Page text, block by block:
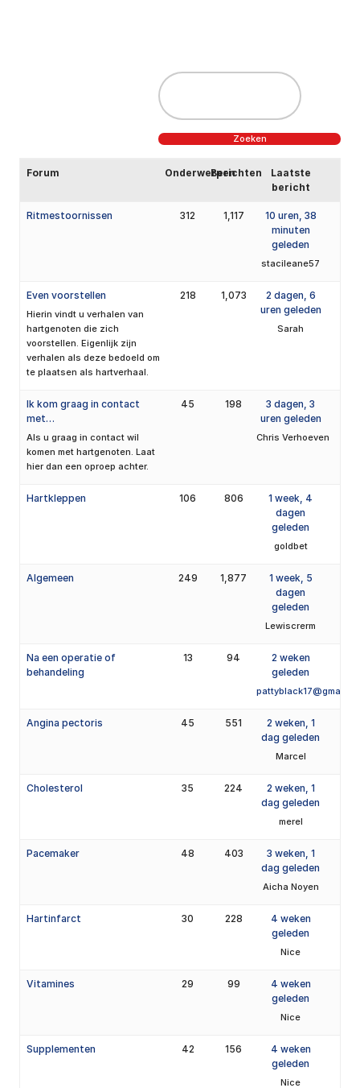
Forum OnderwerpenBerichten
Laatste
bericht
Ritmestoornissen 312 1,117
10 uren, 38
minuten
geleden
stacileane57
Even voorstellen
Hierin vindt u verhalen van
hartgenoten die zich
voorstellen. Eigenlijk zijn
verhalen als deze bedoeld om
te plaatsen als hartverhaal.
218 1,073
2 dagen, 6
uren geleden
Sarah
Ik kom graag in contact
met…
Als u graag in contact wil
komen met hartgenoten. Laat
hier dan een oproep achter.
45 198
3 dagen, 3
uren geleden
Chris Verhoeven
Hartkleppen 106 806
1 week, 4
dagen
geleden
goldbet
Algemeen 249 1,877
1 week, 5
dagen
geleden
Lewiscrerm
Na een operatie of
behandeling
13 94
2 weken
geleden
Angina pectoris 45 551
2 weken, 1
dag geleden
Marcel
Cholesterol 35 224
2 weken, 1
dag geleden
merel
Pacemaker 48 403
3 weken, 1
dag geleden
Aicha Noyen
Hartinfarct 30 228
4 weken
geleden
Nice
Vitamines 29 99
4 weken
geleden
Nice
Supplementen 42 156
4 weken
geleden
Nice